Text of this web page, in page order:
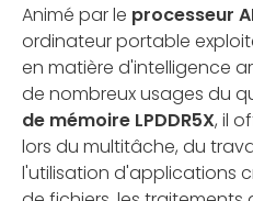
Animé par le processeur
ordinateur portable
en matière d'intelligence
de nombreux usages du
de mémoire LPDDR5X, il
lors du multitâche, du
l'utilisation d'applications